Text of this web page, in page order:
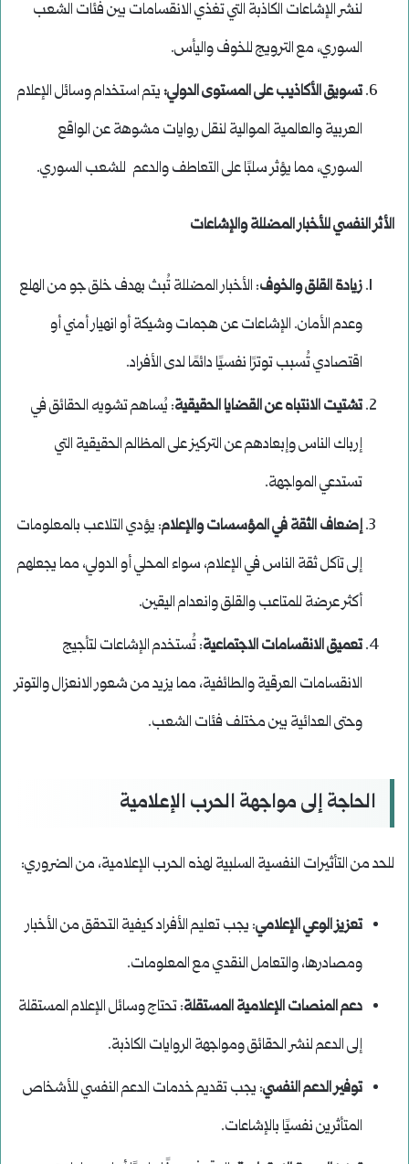
لنشر الإشاعات الكاذبة التي تغذي الانقسامات بين فئات الشعب
السوري، مع الترويج للخوف واليأس.
تسويق الأكاذيب على المستوى الدولي:يتم استخدام وسائل الإعلام
العربية والعالمية الموالية لنقل روايات مشوهة عن الواقع
السوري، مما يؤثر سلبًا على التعاطف والدعم للشعب السوري.
الأثر النفسي للأخبار المضللة والإشاعات
زيادة القلق والخوف: الأخبار المضللة تُبث بهدف خلق جو من الهلع
وعدم الأمان. الإشاعات عن هجمات وشيكة أو انهيار أمني أو
اقتصادي تُسبب توترًا نفسيًا دائمًا لدى الأفراد.
تشتيت الانتباه عن القضايا الحقيقية: يُساهم تشويه الحقائق في
إرباك الناس وإبعادهم عن التركيز على المظالم الحقيقية التي
تستدعي المواجهة.
إضعاف الثقة في المؤسسات والإعلام: يؤدي التلاعب بالمعلومات
إلى تآكل ثقة الناس في الإعلام، سواء المحلي أو الدولي، مما يجعلهم
أكثر عرضة للمتاعب والقلق وانعدام اليقين.
تعميق الانقسامات الاجتماعية: تُستخدم الإشاعات لتأجيج
الانقسامات العرقية والطائفية، مما يزيد من شعور الانعزال والتوتر
وحتى العدائية بين مختلف فئات الشعب.
الحاجة إلى مواجهة الحرب الإعلامية
للحد من التأثيرات النفسية السلبية لهذه الحرب الإعلامية، من الضروري:
تعزيز الوعي الإعلامي: يجب تعليم الأفراد كيفية التحقق من الأخبار
ومصادرها، والتعامل النقدي مع المعلومات.
دعم المنصات الإعلامية المستقلة: تحتاج وسائل الإعلام المستقلة
إلى الدعم لنشر الحقائق ومواجهة الروايات الكاذبة.
توفير الدعم النفسي: يجب تقديم خدمات الدعم النفسي للأشخاص
المتأثرين نفسيًا بالإشاعات.